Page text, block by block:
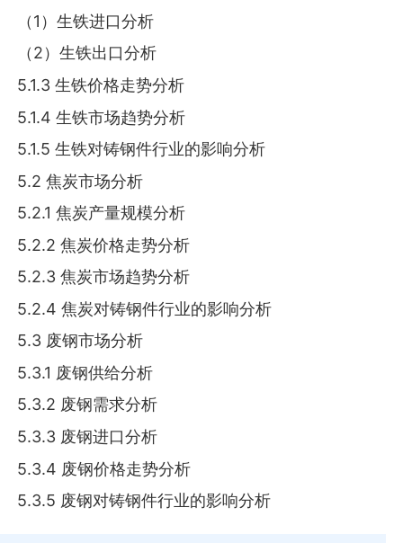
（1）生铁进口分析
（2）生铁出口分析
5.1.3 生铁价格走势分析
5.1.4 生铁市场趋势分析
5.1.5 生铁对铸钢件行业的影响分析
5.2 焦炭市场分析
5.2.1 焦炭产量规模分析
5.2.2 焦炭价格走势分析
5.2.3 焦炭市场趋势分析
5.2.4 焦炭对铸钢件行业的影响分析
5.3 废钢市场分析
5.3.1 废钢供给分析
5.3.2 废钢需求分析
5.3.3 废钢进口分析
5.3.4 废钢价格走势分析
5.3.5 废钢对铸钢件行业的影响分析